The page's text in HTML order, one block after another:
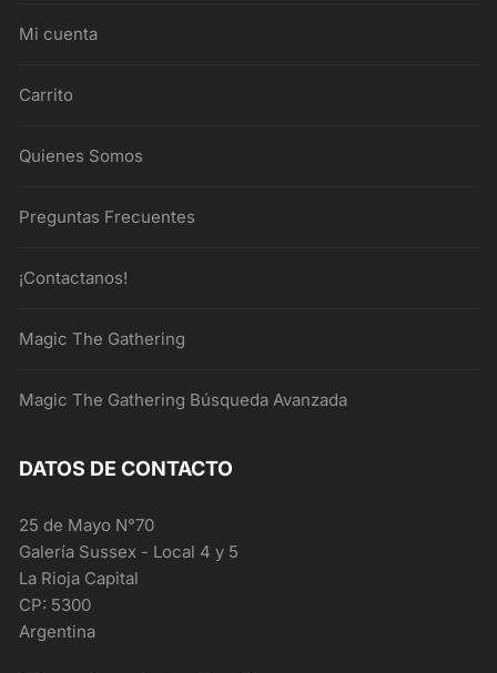
Mi cuenta
Carrito
Quienes Somos
Preguntas Frecuentes
¡Contactanos!
Magic The Gathering
Magic The Gathering Búsqueda Avanzada
DATOS DE CONTACTO
25 de Mayo N°70
Galería Sussex - Local 4 y 5
La Rioja Capital
CP: 5300
Argentina